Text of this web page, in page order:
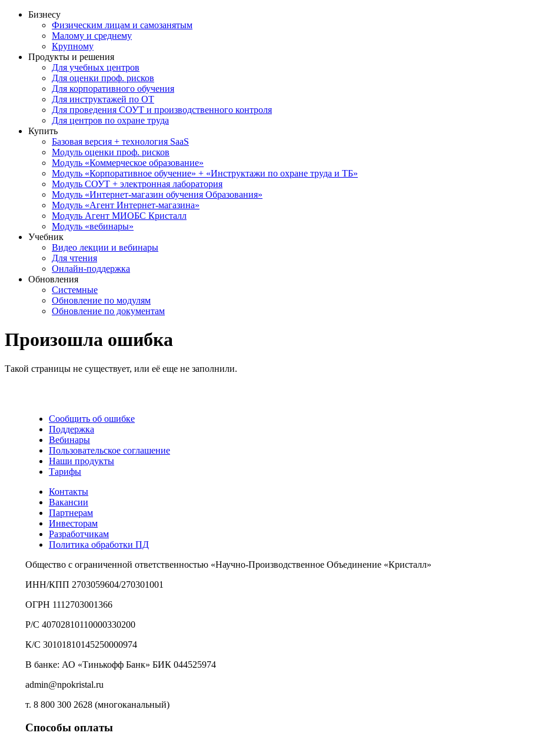
Бизнесу
Физическим лицам и самозанятым
Малому и среднему
Крупному
Продукты и решения
Для учебных центров
Для оценки проф. рисков
Для корпоративного обучения
Для инструктажей по ОТ
Для проведения СОУТ и производственного контроля
Для центров по охране труда
Купить
Базовая версия + технология SaaS
Модуль оценки проф. рисков
Модуль «Коммерческое образование»
Модуль «Корпоративное обучение» + «Инструктажи по охране труда и ТБ»
Модуль СОУТ + электронная лаборатория
Модуль «Интернет-магазин обучения Образования»
Модуль «Агент Интернет-магазина»
Модуль Агент МИОБС Кристалл
Модуль «вебинары»
Учебник
Видео лекции и вебинары
Для чтения
Онлайн-поддержка
Обновления
Системные
Обновление по модулям
Обновление по документам
Произошла ошибка
Такой страницы не существует, или её еще не заполнили.
Сообщить об ошибке
Поддержка
Вебинары
Пользовательское соглашение
Наши продукты
Тарифы
Контакты
Вакансии
Партнерам
Инвесторам
Разработчикам
Политика обработки ПД
Общество с ограниченной ответственностью «Научно-Производственное Объединение «Кристалл»
ИНН/КПП 2703059604/270301001
ОГРН 1112703001366
Р/С 40702810110000330200
К/С 30101810145250000974
В банке: АО «Тинькофф Банк» БИК 044525974
admin@npokristal.ru
т. 8 800 300 2628 (многоканальный)
Способы оплаты